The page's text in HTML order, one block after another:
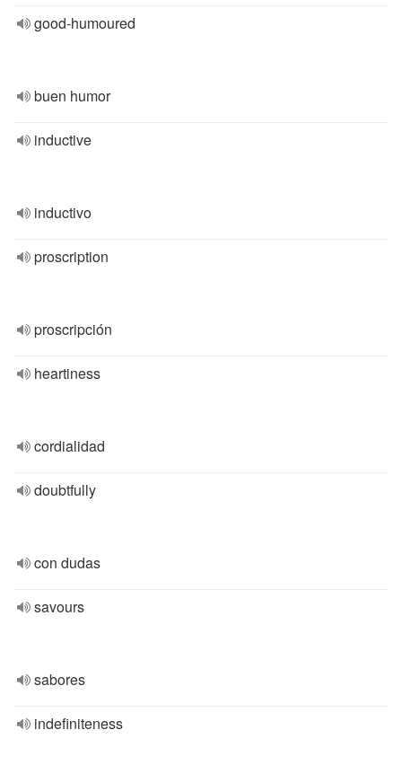
good-humoured
buen humor
inductive
inductivo
proscription
proscripción
heartiness
cordialidad
doubtfully
con dudas
savours
sabores
indefiniteness